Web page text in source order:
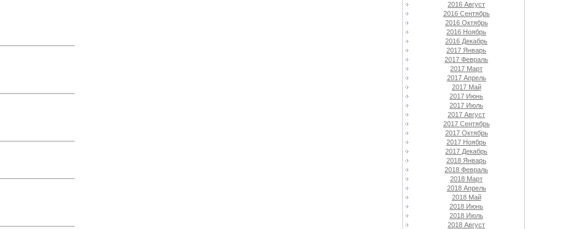
2016 Август
2016 Сентябрь
2016 Октябрь
2016 Ноябрь
2016 Декабрь
2017 Январь
2017 Февраль
2017 Март
2017 Апрель
2017 Май
2017 Июнь
2017 Июль
2017 Август
2017 Сентябрь
2017 Октябрь
2017 Ноябрь
2017 Декабрь
2018 Январь
2018 Февраль
2018 Март
2018 Апрель
2018 Май
2018 Июнь
2018 Июль
2018 Август